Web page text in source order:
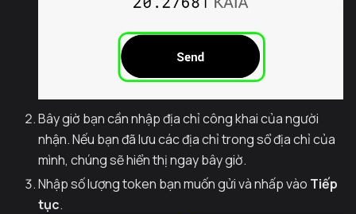
Bây giờ bạn cần nhập địa chỉ công khai của người
nhận. Nếu bạn đã lưu các địa chỉ trong sổ địa chỉ của
mình, chúng sẽ hiển thị ngay bây giờ.
Nhập số lượng token bạn muốn gửi và nhấp vào Tiếp
tục.